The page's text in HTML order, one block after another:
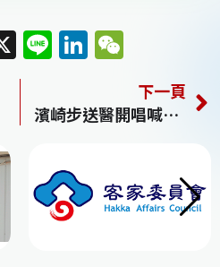
X Li
n
e
Li
n
k
e
n
C
h
下一頁
濱崎步送醫開唱喊卡 過敏性休克不宜演出